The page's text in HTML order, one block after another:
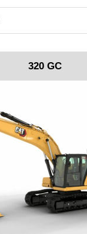
320 GC